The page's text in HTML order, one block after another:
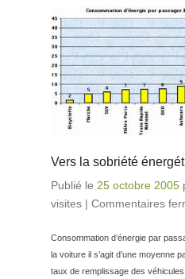
Vers la sobriété
Publié le 25 octobre 2005
visites | Commentaires
Consommation d’énergie par
la voiture il s’agit d’une moyenne
taux de remplissage des véhicules.